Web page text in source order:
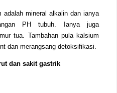
mineral alkalin dan ianya
PH tubuh. Ianya juga
tua. Tambahan pula kalsium
dan merangsang detoksifikasi.
dan sakit gastrik